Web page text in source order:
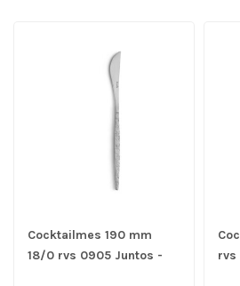
Cocktailmes 190 mm
18/0 rvs 0905 Juntos -
rvs